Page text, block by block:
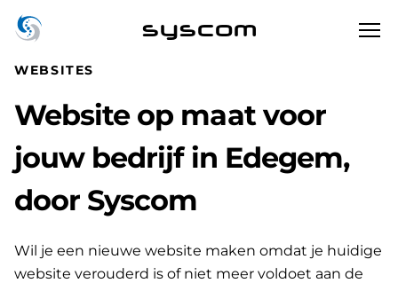
syscom
WEBSITES
Website op maat voor
jouw bedrijf in Edegem,
door Syscom
Wil je een nieuwe website maken omdat je huidige
website verouderd is of niet meer voldoet aan de